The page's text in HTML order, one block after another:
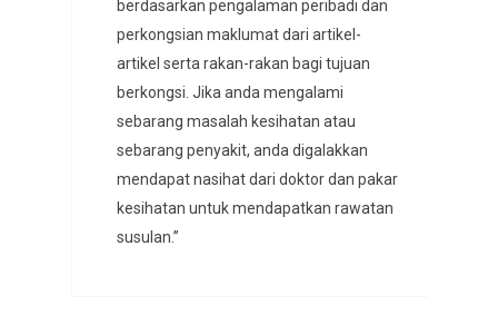
berdasarkan pengalaman peribadi dan
perkongsian maklumat dari artikel-
artikel serta rakan-rakan bagi tujuan
berkongsi. Jika anda mengalami
sebarang masalah kesihatan atau
sebarang penyakit, anda digalakkan
mendapat nasihat dari doktor dan pakar
kesihatan untuk mendapatkan rawatan
susulan.”